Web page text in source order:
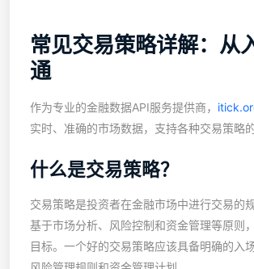
常见交易策略详解：从
通
作为专业的金融数据API服务提供商，
实时、准确的市场数据，支持各种交易策略
什么是交易策略？
交易策略是投资者在金融市场中进行交易的
基于市场分析、风险控制和资金管理等原则
目标。一个好的交易策略应该具备明确的入